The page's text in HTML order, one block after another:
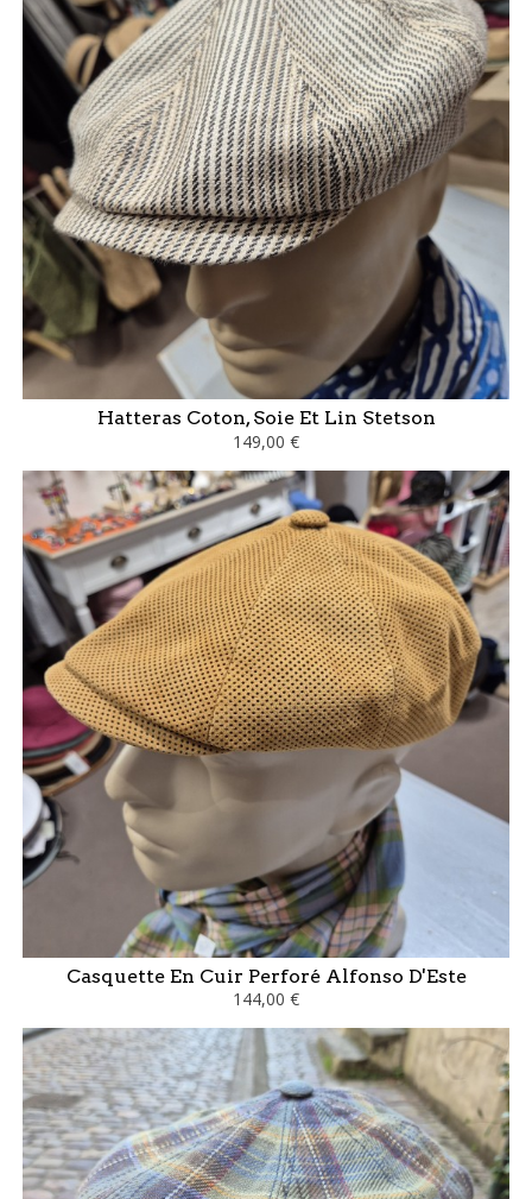
Hatteras Coton, Soie Et Lin Stetson
149,00 €
Casquette En Cuir Perforé Alfonso D'Este
144,00 €